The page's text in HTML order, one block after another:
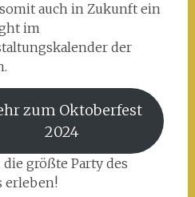
auch in Zukunft ein
im
der
zum Oktoberfest
2024
größte Party des
erleben!